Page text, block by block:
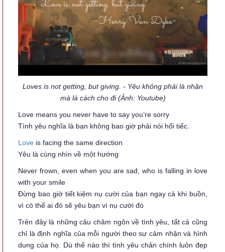
Loves is not getting, but giving. - Yêu không phải là nhận
mà là cách cho đi (Ảnh: Youtube)
Love means you never have to say you’re sorry
Tình yêu nghĩa là bạn không bao giờ phải nói hối tiếc.
Love is facing the same direction
Yêu là cùng nhìn về một hướng
Never frown, even when you are sad, who is falling in love
with your smile
Đừng bao giờ tiết kiệm nụ cười của bạn ngay cả khi buồn,
vì có thể ai đó sẽ yêu bạn vì nụ cười đó
Trên đây là những câu châm ngôn về tình yêu, tất cả cũng
chỉ là định nghĩa của mỗi người theo sự cảm nhận và hình
dung của họ. Dù thế nào thì tình yêu chân chính luôn đẹp